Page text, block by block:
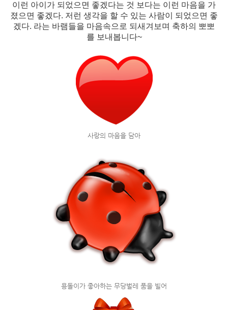
이런 아이가 되었으면 좋겠다는 것 보다는 이런 마음을 가
졌으면 좋겠다. 저런 생각을 할 수 있는 사람이 되었으면 좋
겠다. 라는 바램들을 마음속으로 되새겨보며 축하의 뽀뽀
를 보내봅니다~
사랑의 마음을 담아
용돌이가 좋아하는 무당벌레 품을 빌어